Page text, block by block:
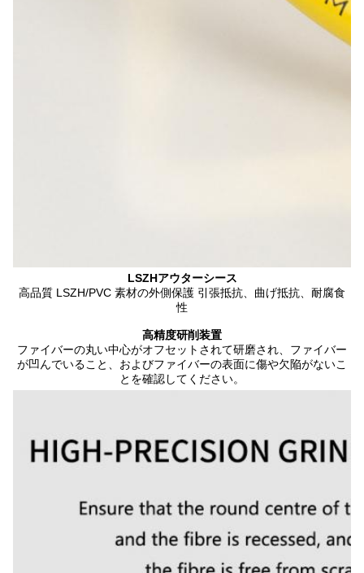
LSZHアウターシース
高品質 LSZH/PVC 素材の外側保護 引張抵抗、曲げ抵抗、耐腐食
性
高精度研削装置
ファイバーの丸い中心がオフセットされて研磨され、ファイバー
が凹んでいること、およびファイバーの表面に傷や欠陥がないこ
とを確認してください。